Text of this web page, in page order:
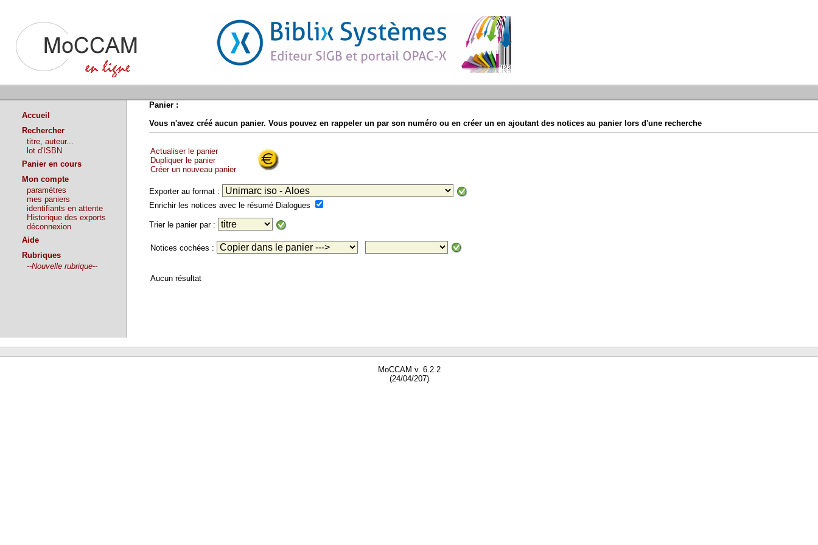
Accueil
Rechercher
titre, auteur...
lot d'ISBN
Panier en cours
Mon compte
paramètres
mes paniers
identifiants en attente
Historique des exports
déconnexion
Aide
Rubriques
--Nouvelle rubrique--
Panier :
Vous n'avez créé aucun panier. Vous pouvez en rappeler un par son numéro ou en créer un en ajoutant des notices au panier lors d'une recherche
Actualiser le panier
Dupliquer le panier
Créer un nouveau panier
Exporter au format :
Enrichir les notices avec le résumé Dialogues
Trier le panier par :
Notices cochées :
Aucun résultat
MoCCAM v. 6.2.2
(24/04/207)